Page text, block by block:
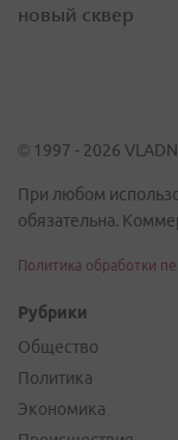
новый сквер
© 1997 - 2026
При любом
обязательна.
Политика обработки
Рубрики
Общество
Политика
Экономика